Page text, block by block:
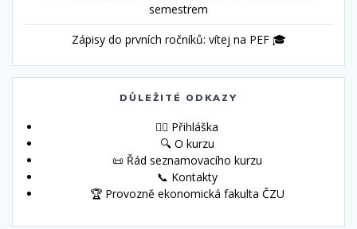
semestrem
Zápisy do prvních ročníků: vítej na PEF 🎓
DŮLEŽITÉ ODKAZY
🙋‍♀️ Přihláška
🔍 O kurzu
📜 Řád seznamovacího kurzu
📞 Kontakty
🏆 Provozně ekonomická fakulta ČZU